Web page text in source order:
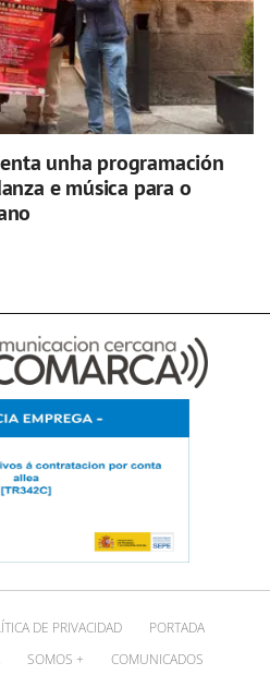
unha programación
e música para o
DE PRIVACIDAD
PORTADA
SOMOS + COMUNICADOS